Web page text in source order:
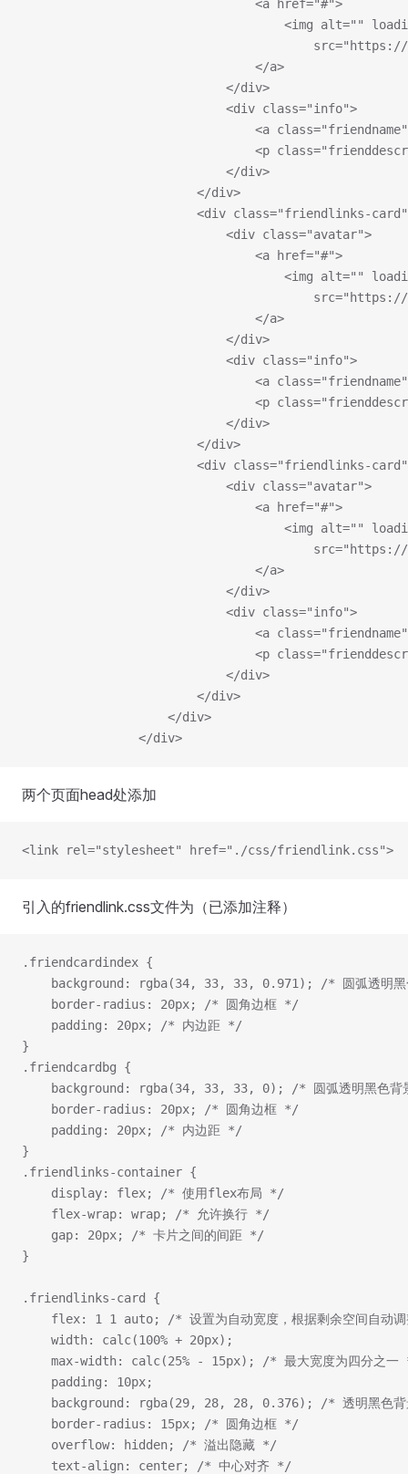
								<a href="#">
<img
								</a>
							</div>
							<div class="info">
<a
<p
							</div>
						</div>
<div class="friendlinks-
							<div class="avatar">
								<a href="#">
<img
								</a>
							</div>
							<div class="info">
<a
<p
							</div>
						</div>
<div class="friendlinks-
							<div class="avatar">
								<a href="#">
<img
								</a>
							</div>
							<div class="info">
<a
<p
							</div>
						</div>
					</div>
				</div>
两个页面head处添加
<link rel="stylesheet" href="./css/friendlink.css">
引入的friendlink.css文件为（已添加注释）
.friendcardindex {
background: rgba(34, 33, 33, 0.971); /* 圆弧透明黑
    border-radius: 20px; /* 圆角边框 */
    padding: 20px; /* 内边距 */
}
.friendcardbg {
background: rgba(34, 33, 33, 0); /* 圆弧透明黑色背
    border-radius: 20px; /* 圆角边框 */
    padding: 20px; /* 内边距 */
}
.friendlinks-container {
    display: flex; /* 使用flex布局 */
    flex-wrap: wrap; /* 允许换行 */
    gap: 20px; /* 卡片之间的间距 */
}
.friendlinks-card {
flex: 1 1 auto; /* 设置为自动宽度，根据剩余空间自动
    width: calc(100% + 20px);
max-width: calc(25% - 15px); /* 最大宽度为四分之一
    padding: 10px;
background: rgba(29, 28, 28, 0.376); /* 透明黑色
    border-radius: 15px; /* 圆角边框 */
    overflow: hidden; /* 溢出隐藏 */
    text-align: center; /* 中心对齐 */